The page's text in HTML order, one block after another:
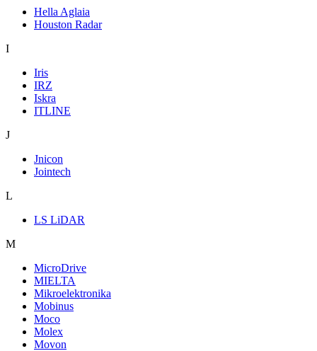
Hella Aglaia
Houston Radar
I
Iris
IRZ
Iskra
ITLINE
J
Jnicon
Jointech
L
LS LiDAR
M
MicroDrive
MIELTA
Mikroelektronika
Mobinus
Moco
Molex
Movon